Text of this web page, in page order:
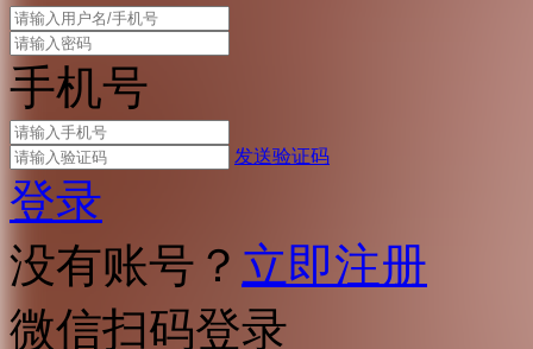
手机号
发送验证码
登录
没有账号？ 立即注册
微信扫码登录